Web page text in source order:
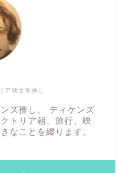
ア朝文学推し
ズ推し。 ディケンズ
トリア朝、旅行、映
なことを綴ります。